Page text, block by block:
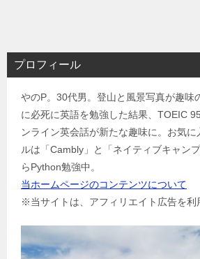
プロフィール
やのP。30代男。登山と風景写真が趣味
に必死に英語を勉強した結果、TOEIC
ンライン英会話が新たな趣味に。お気
ルは「Cambly」と「ネイティブキャン
らPython勉強中。
当ホームページのコンテンツについて
※当サイトは、アフィリエイト広告を利